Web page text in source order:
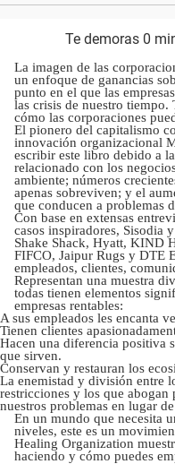
Te demoras 0
La imagen de las
un enfoque de ganancias
punto en el que las
las crisis de nuestro
cómo las corporaciones
El pionero del capitalismo
innovación organizacional
escribir este libro debido a
relacionado con los
ambiente; números
apenas sobreviven; y el
que conducen a problemas
Con base en extensas
casos inspiradores, Sisodia
Shake Shack, Hyatt, KIND
FIFCO, Jaipur Rugs y DTE
empleados, clientes,
Representan una muestra
todas tienen elementos
empresas rentables:
A sus empleados les encanta
Tienen clientes
Hacen una diferencia positiva
que sirven.
Conservan y restauran los
La enemistad y división entre
restricciones y los que abogan
nuestros problemas en lugar
En un mundo que necesita
niveles, este es un
Healing Organization
haciendo y cómo puedes